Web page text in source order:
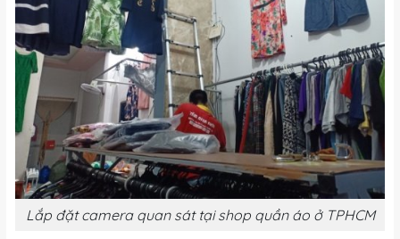
Lắp đặt camera quan sát tại shop quần áo ở TPHCM